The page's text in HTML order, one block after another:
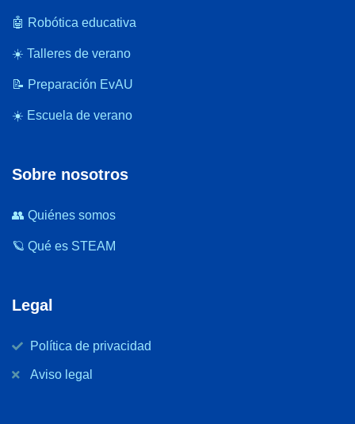
🤖 Robótica educativa
☀️ Talleres de verano
📝 Preparación EvAU
☀️ Escuela de verano
Sobre nosotros
👥 Quiénes somos
🪐 Qué es STEAM
Legal
Política de privacidad
Aviso legal